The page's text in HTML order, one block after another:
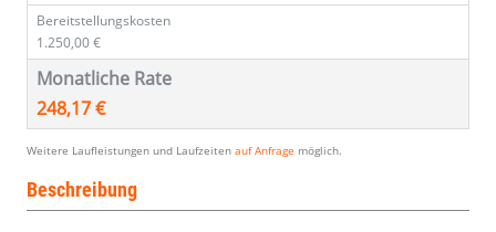
Bereitstellungskosten
1.250,00 €
Monatliche Rate
248,17 €
Weitere Laufleistungen und Laufzeiten auf Anfrage möglich.
Beschreibung